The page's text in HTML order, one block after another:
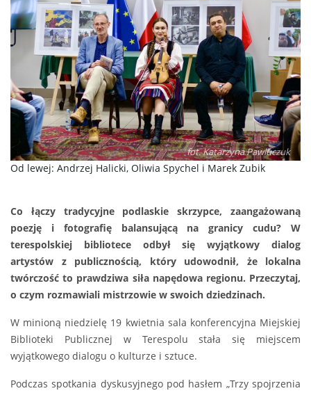
fot. Katarzyna Pawluczuk
Od lewej: Andrzej Halicki, Oliwia Spychel i Marek Zubik
Co łączy tradycyjne podlaskie skrzypce, zaangażowaną
poezję i fotografię balansującą na granicy cudu? W
terespolskiej bibliotece odbył się wyjątkowy dialog
artystów z publicznością, który udowodnił, że lokalna
twórczość to prawdziwa siła napędowa regionu. Przeczytaj,
o czym rozmawiali mistrzowie w swoich dziedzinach.
W minioną niedzielę 19 kwietnia sala konferencyjna Miejskiej
Biblioteki Publicznej w Terespolu stała się miejscem
wyjątkowego dialogu o kulturze i sztuce.
Podczas spotkania dyskusyjnego pod hasłem „Trzy spojrzenia